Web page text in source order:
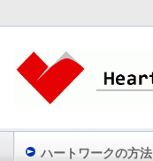
ハートワークの方法